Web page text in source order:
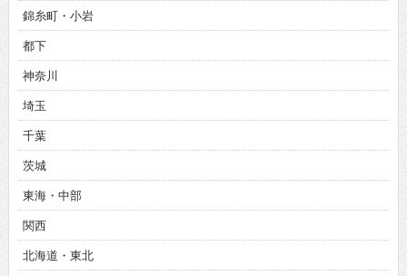
錦糸町・小岩
都下
神奈川
埼玉
千葉
茨城
東海・中部
関西
北海道・東北